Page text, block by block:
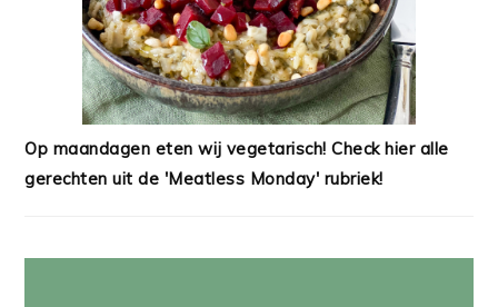
Op maandagen eten wij vegetarisch! Check hier alle
gerechten uit de 'Meatless Monday' rubriek!